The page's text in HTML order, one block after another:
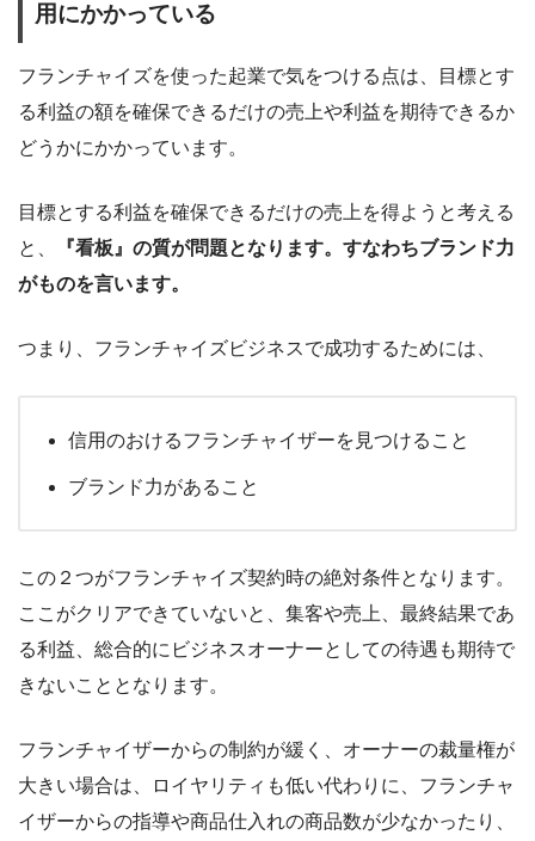
用にかかっている
フランチャイズを使った起業で気をつける点は、目標とす
る利益の額を確保できるだけの売上や利益を期待できるか
どうかにかかっています。
目標とする利益を確保できるだけの売上を得ようと考える
と、
『看板』の質が問題となります。すなわちブランド力
がものを言います。
つまり、フランチャイズビジネスで成功するためには、
信用のおけるフランチャイザーを見つけること
ブランド力があること
この２つがフランチャイズ契約時の絶対条件となります。
ここがクリアできていないと、集客や売上、最終結果であ
る利益、総合的にビジネスオーナーとしての待遇も期待で
きないこととなります。
フランチャイザーからの制約が緩く、オーナーの裁量権が
大きい場合は、ロイヤリティも低い代わりに、フランチャ
イザーからの指導や商品仕入れの商品数が少なかったり、